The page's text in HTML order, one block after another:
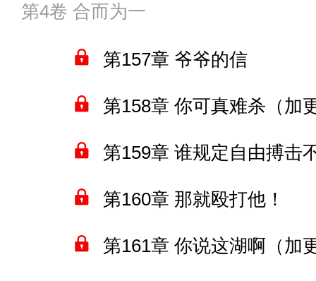
第4卷 合而为一
第157章 爷爷的信
第158章 你可真难杀（加
第159章 谁规定自由搏击
第160章 那就殴打他！
第161章 你说这湖啊（加